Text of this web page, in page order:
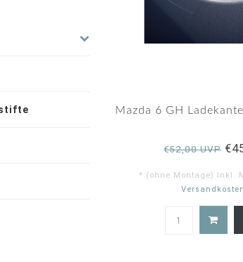
Mazda 6 GH
€52,00 UVP
* (ohne Montage) Inkl.
Versandkosten